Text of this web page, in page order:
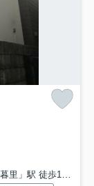
」駅 徒歩13分